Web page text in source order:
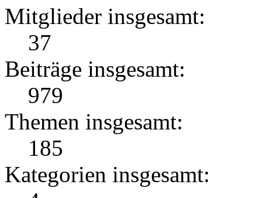
Mitglieder insgesamt:
37
Beiträge insgesamt:
979
Themen insgesamt:
185
Kategorien insgesamt: